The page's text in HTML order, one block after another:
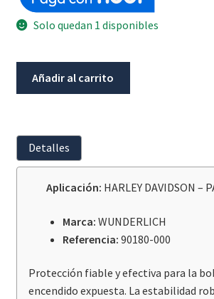
Solo quedan 1 disponibles
Harley
Davidson
América
Añadir al carrito
Detalles
Aplicación: HARLEY DAVIDSON –
Marca: WUNDERLICH
Referencia: 90180-000
Protección fiable y efectiva para la
encendido expuesta. La estabilidad